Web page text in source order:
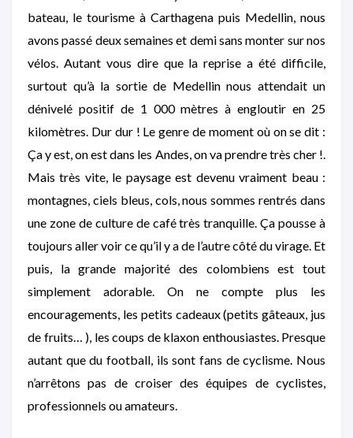
bateau, le tourisme à Carthagena puis Medellin, nous
avons passé deux semaines et demi sans monter sur nos
vélos. Autant vous dire que la reprise a été difficile,
surtout qu’à la sortie de Medellin nous attendait un
dénivelé positif de 1 000 mètres à engloutir en 25
kilomètres. Dur dur ! Le genre de moment où on se dit :
Ça y est, on est dans les Andes, on va prendre très cher !.
Mais très vite, le paysage est devenu vraiment beau :
montagnes, ciels bleus, cols, nous sommes rentrés dans
une zone de culture de café très tranquille. Ça pousse à
toujours aller voir ce qu’il y a de l’autre côté du virage. Et
puis, la grande majorité des colombiens est tout
simplement adorable. On ne compte plus les
encouragements, les petits cadeaux (petits gâteaux, jus
de fruits… ), les coups de klaxon enthousiastes. Presque
autant que du football, ils sont fans de cyclisme. Nous
n’arrêtons pas de croiser des équipes de cyclistes,
professionnels ou amateurs.